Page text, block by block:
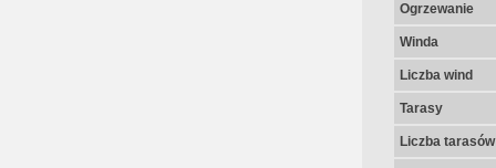
Ogrzewanie
Winda
Liczba wind
Tarasy
Liczba tarasów